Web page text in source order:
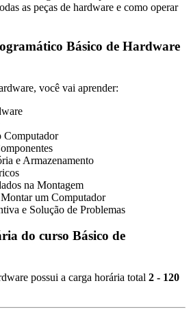
as peças de hardware e como operar
Básico de Hardware
você vai aprender:
Computador
e Armazenamento
na Montagem
Montar um Computador
e Solução de Problemas
do curso Básico de
possui a carga horária total 2 - 120